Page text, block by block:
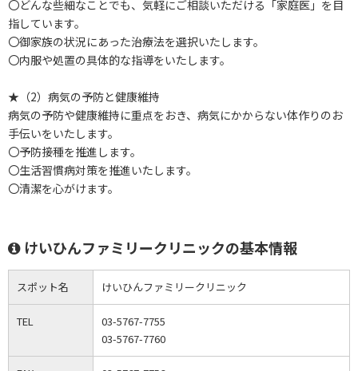
〇どんな些細なことでも、気軽にご相談いただける「家庭医」を目
指しています。
〇御家族の状況にあった治療法を選択いたします。
〇内服や処置の具体的な指導をいたします。
★（2）病気の予防と健康維持
病気の予防や健康維持に重点をおき、病気にかからない体作りのお
手伝いをいたします。
〇予防接種を推進します。
〇生活習慣病対策を推進いたします。
〇清潔を心がけます。
けいひんファミリークリニックの基本情報
スポット名 けいひんファミリークリニック
TEL
03-5767-7755
03-5767-7760